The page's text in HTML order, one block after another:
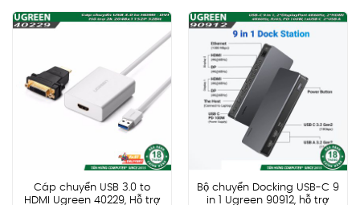
Cáp chuyển USB 3.0 to
HDMI Ugreen 40229, Hỗ trợ
Bộ chuyển Docking USB-C 9
in 1 Ugreen 90912, hỗ trợ